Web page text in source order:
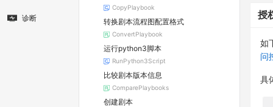
诊断
CopyPlaybook
转换剧本流程图配置格式
ConvertPlaybook
运行python3脚本
RunPython3Script
比较剧本版本信息
ComparePlaybooks
创建剧本
授
如
问
具